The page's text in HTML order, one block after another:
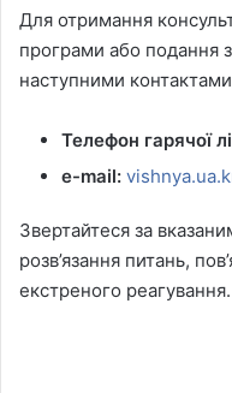
Для отримання
програми або подання
наступними
Телефон гарячої
e-mail:
Звертайтеся за
розв’язання питань,
екстреного реагування.